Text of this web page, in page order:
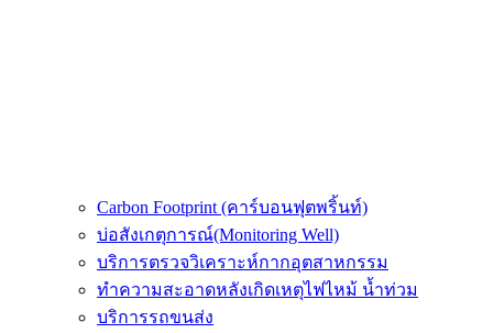
Carbon Footprint (คาร์บอนฟุตพริ้นท์)
บ่อสังเกตุการณ์(Monitoring Well)
บริการตรวจวิเคราะห์กากอุตสาหกรรม
ทำความสะอาดหลังเกิดเหตุไฟไหม้ น้ำท่วม
บริการรถขนส่ง